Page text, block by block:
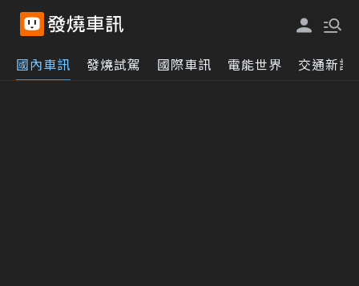
國內車訊 發燒試駕 國際車訊 電能世界 交通新訊